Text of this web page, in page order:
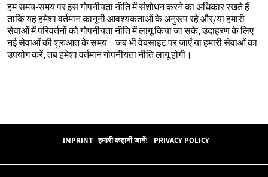
हम समय-समय पर इस गोपनीयता नीति में संशोधन करने का अधिकार रखते हैं
ताकि यह हमेशा वर्तमान कानूनी आवश्यकताओं के अनुरूप रहे और/या हमारी
सेवाओं में परिवर्तनों को गोपनीयता नीति में लागू किया जा सके, उदाहरण के लिए
नई सेवाओं की शुरुआत के समय। जब भी वेबसाइट पर जाएँ या हमारी सेवाओं का
उपयोग करें, तब हमेशा वर्तमान गोपनीयता नीति लागू होगी।
IMPRINT हमारी कहानी जानें! PRIVACY POLICY